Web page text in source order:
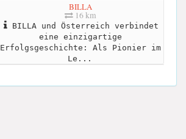
BILLA
16 km
BILLA und Österreich verbindet
eine einzigartige
Erfolgsgeschichte: Als Pionier im
Le...